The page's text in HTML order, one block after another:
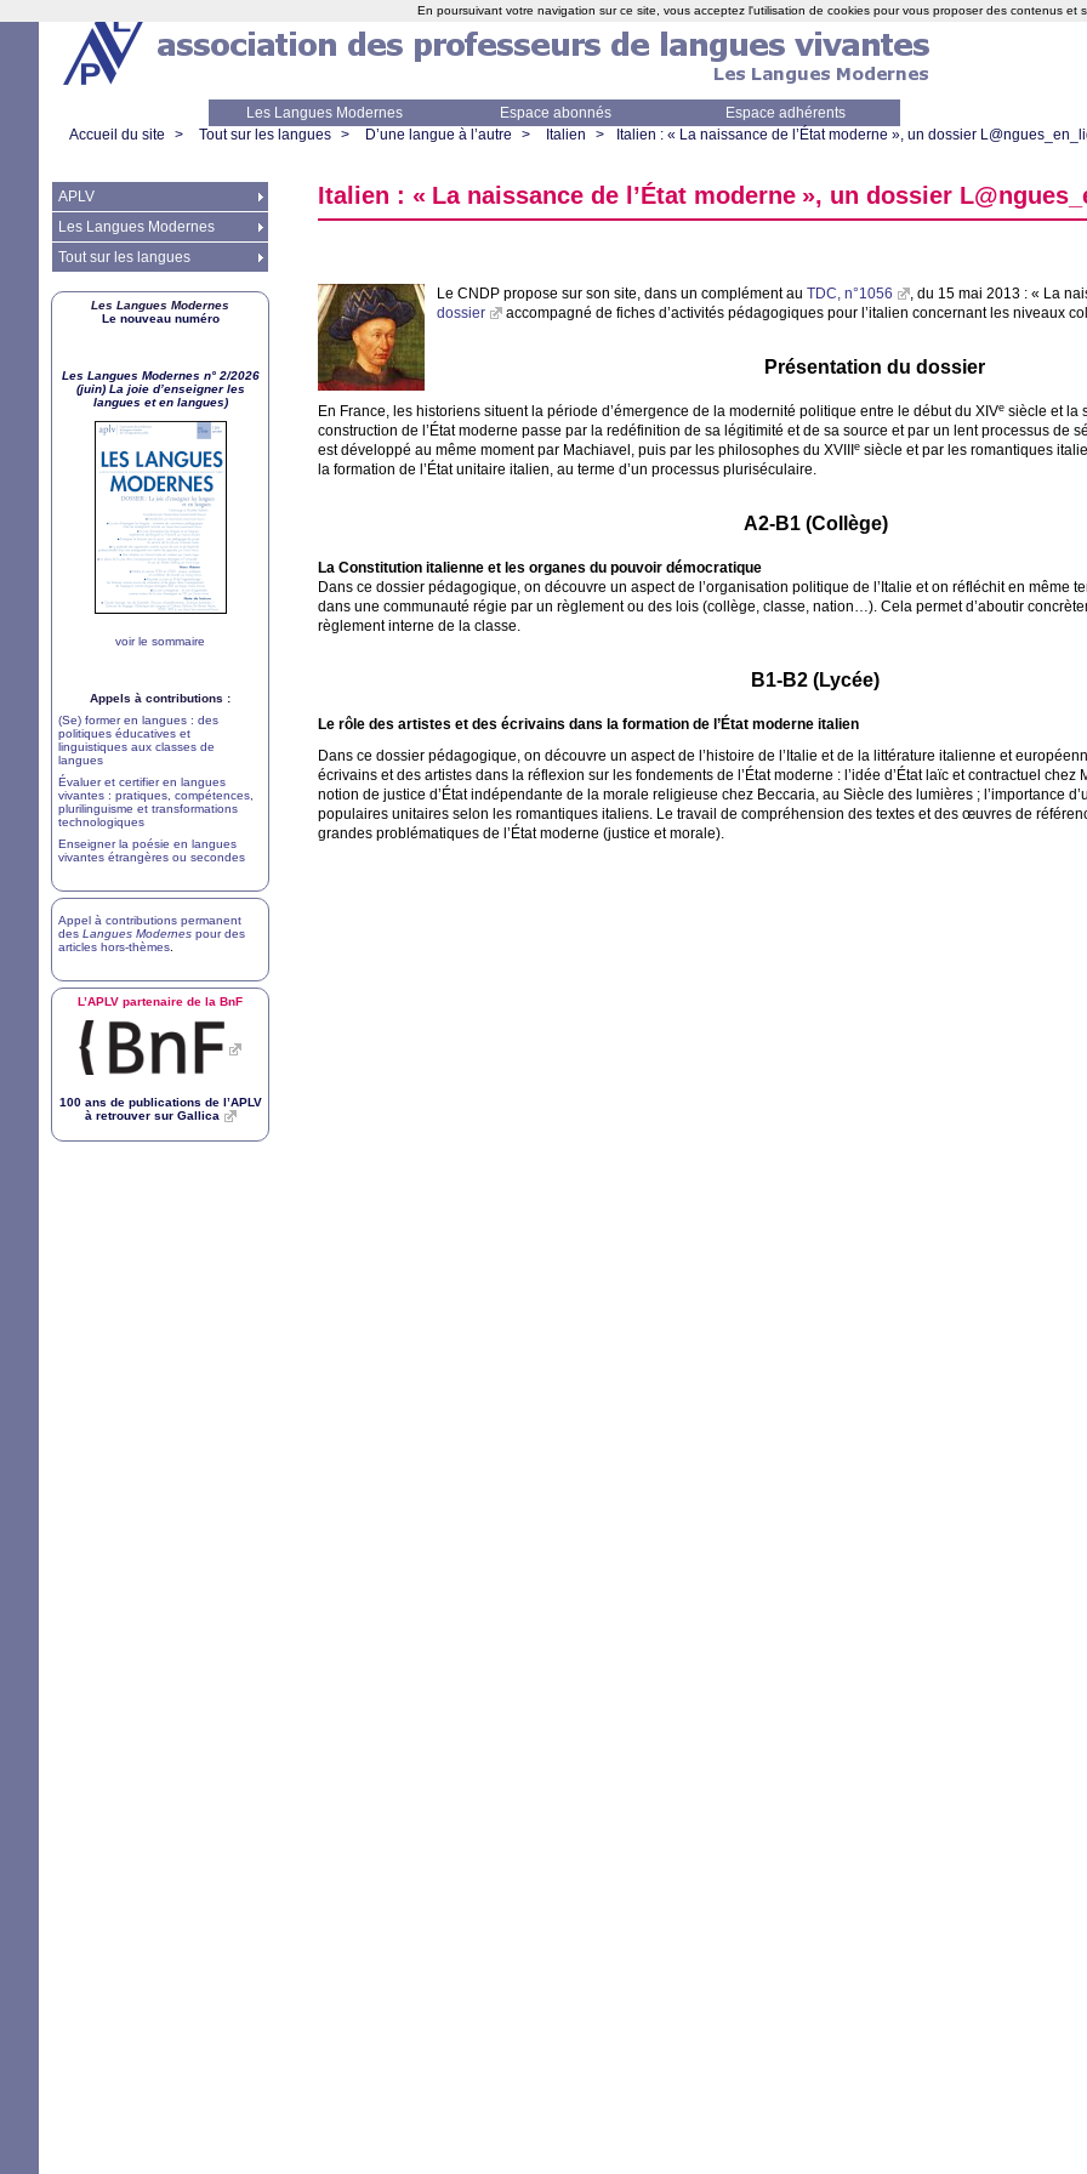
Les Langues Modernes Espace abonnés
Espace adhérents
Accueil du site > Tout sur les langues > D’une langue à l’autre > Italien > Italien : « La naissance de l’État moderne », un dossier
Italien : « La naissance de l’État moderne », un dossier
Le CNDP propose sur son site, dans un complément au TDC, n°1056 , du 15 mai 2013 : « La
dossier
accompagné de fiches d’activités pédagogiques pour l’italien concernant les niveaux
Présentation du dossier
En France, les historiens situent la période d’émergence de la modernité politique entre le début du XIVe siècle et la
construction de l’État moderne passe par la redéfinition de sa légitimité et de sa source et par un lent processus de
est développé au même moment par Machiavel, puis par les philosophes du XVIII e siècle et par les romantiques
la formation de l’État unitaire italien, au terme d’un processus pluriséculaire.
A2-B1 (Collège)
La Constitution italienne et les organes du pouvoir démocratique
Dans ce dossier pédagogique, on découvre un aspect de l’organisation politique de l’Italie et on réfléchit en même
dans une communauté régie par un règlement ou des lois (collège, classe, nation…). Cela permet d’aboutir
règlement interne de la classe.
B1-B2 (Lycée)
Le rôle des artistes et des écrivains dans la formation de l’État moderne italien
Dans ce dossier pédagogique, on découvre un aspect de l’histoire de l’Italie et de la littérature italienne et
écrivains et des artistes dans la réflexion sur les fondements de l’État moderne : l’idée d’État laïc et contractuel chez
notion de justice d’État indépendante de la morale religieuse chez Beccaria, au Siècle des lumières ; l’importance
populaires unitaires selon les romantiques italiens. Le travail de compréhension des textes et des œuvres de
grandes problématiques de l’État moderne (justice et morale).
APLV
Les Langues Modernes
Tout sur les langues
Les Langues Modernes
Le nouveau numéro
Les Langues Modernes n° 2/2026
(juin) La joie d’enseigner les
langues et en langues)
voir le sommaire
Appels à contributions :
(Se) former en langues : des
politiques éducatives et
linguistiques aux classes de
langues
Évaluer et certifier en langues
vivantes : pratiques, compétences,
plurilinguisme et transformations
technologiques
Enseigner la poésie en langues
vivantes étrangères ou secondes
Appel à contributions permanent
des Langues Modernes pour des
articles hors-thèmes
L’APLV partenaire de la BnF
100 ans de publications de l’APLV
à retrouver sur Gallica
En poursuivant votre navigation sur ce site, vous acceptez l'utilisation de cookies pour vous proposer des contenus et